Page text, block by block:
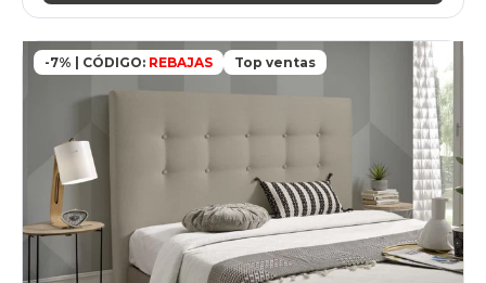
-7% | CÓDIGO: REBAJAS Top ventas